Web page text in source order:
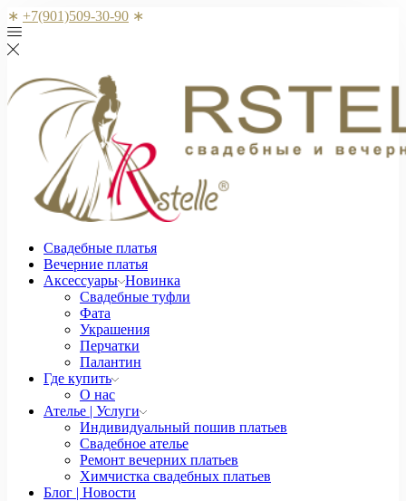
∗ +7(901)509-30-90 ∗
Свадебные платья
Вечерние платья
Аксессуары Новинка
Свадебные туфли
Фата
Украшения
Перчатки
Палантин
Где купить
О нас
Ателье | Услуги
Индивидуальный пошив платьев
Свадебное ателье
Ремонт вечерних платьев
Химчистка свадебных платьев
Блог | Новости